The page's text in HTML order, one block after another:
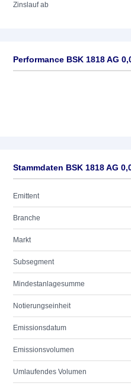
Zinslauf ab
Performance BSK 1818 AG
Stammdaten BSK 1818 AG
Emittent
Branche
Markt
Subsegment
Mindestanlagesumme
Notierungseinheit
Emissionsdatum
Emissionsvolumen
Umlaufendes Volumen